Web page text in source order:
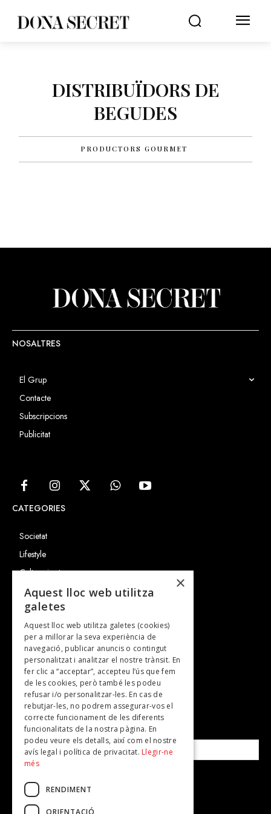
DISTRIBUÏDORS DE
BEGUDES
PRODUCTORS GOURMET
NOSALTRES
El Grup
Contacte
Subscripcions
Publicitat
CATEGORIES
Societat
Lifestyle
Cultura i art
Entrevistes
Gastronomia
TV
Plans per fer
Revistes
SUBSCRIU-TE A LA NOSTRA NEWSLETTER!
Correu electrònic*
Accepto lapolítica de privacitat
×
Aquest lloc web utilitza
galetes
Aquest lloc web utilitza galetes (cookies)
per a millorar la seva experiència de
navegació, publicar anuncis o contingut
personalitzat i analitzar el nostre trànsit. En
fer clic a “acceptar”, accepteu l’ús que fem
de les cookies, però també les podeu
refusar i/o personalitzar-les. En cas de
rebutjar-les, no podrem assegurar-vos el
correcte funcionament de les diferents
funcionalitats de la nostra pàgina. En
podeu veure els detalls, així com el nostre
avís legal i política de privacitat. Llegir-ne
més
RENDIMENT
ORIENTACIÓ